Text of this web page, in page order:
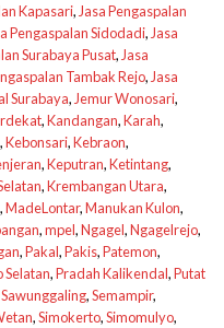
Kapasari, Jasa Pengaspalan
Pengaspalan Sidodadi, Jasa
Surabaya Pusat, Jasa
Tambak Rejo, Jasa
Surabaya, Jemur Wonosari,
,Kandangan,Karah,
,Kebonsari,Kebraon,
,Keputran,Ketintang,
,Krembangan Utara,
,MadeLontar,Manukan Kulon,
,mpel,Ngagel,Ngagelrejo,
,Pakal,Pakis,Patemon,
Selatan,Pradah Kalikendal,Putat
Sawunggaling,Semampir,
,Simokerto,Simomulyo,